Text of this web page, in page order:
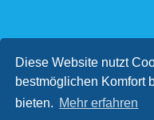
Diese Website nutzt
bestmöglichen Komfort
bieten. Mehr erfahren
Wir danken für die
Unterstützung und